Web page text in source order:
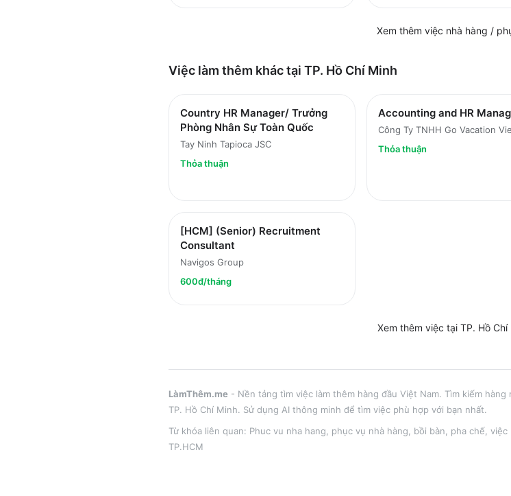
Xem thêm việc nhà hàng /
Việc làm thêm khác tại TP. Hồ Chí Minh
Country HR Manager/ Trưởng
Phòng Nhân Sự Toàn Quốc
Tay Ninh Tapioca JSC
Thỏa thuận
Accounting and HR
Công Ty TNHH Go Vacation
Thỏa thuận
[HCM] (Senior) Recruitment
Consultant
Navigos Group
600đ/tháng
Xem thêm việc tại TP. Hồ Chí
LàmThêm.me - Nền tảng tìm việc làm thêm hàng đầu Việt Nam. Tìm kiếm
TP. Hồ Chí Minh. Sử dụng AI thông minh để tìm việc phù hợp với bạn nhất.
Từ khóa liên quan: Phuc vu nha hang phục vụ nhà hàng, bồi bàn, pha chế ,
TP.HCM